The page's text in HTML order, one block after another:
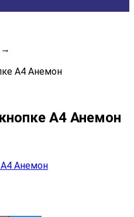
→
А4 Анемон
А4 Анемон